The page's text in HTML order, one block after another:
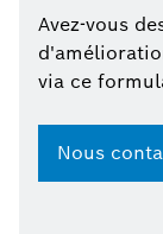
Avez-vous
via ce
Nous